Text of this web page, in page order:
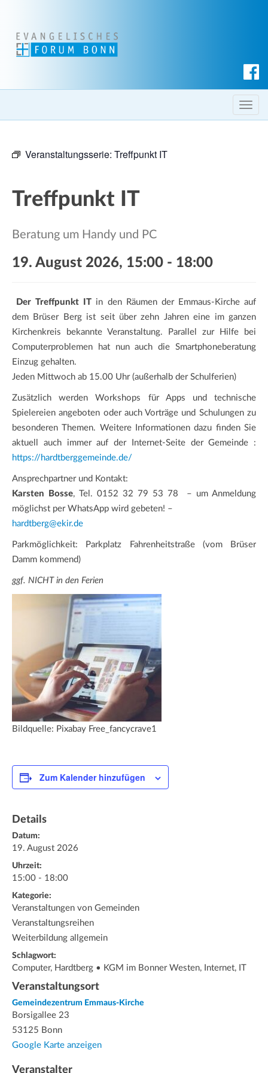
c
h T
o
i
o
n
Veranstaltungsserie: Treffpunkt IT
Treffpunkt IT
Beratung um Handy und PC
19. August 2026, 15:00 - 18:00
Der Treffpunkt IT in den Räumen der Emmaus-Kirche auf
dem Brüser Berg ist seit über zehn Jahren eine im ganzen
Kirchenkreis bekannte Veranstaltung. Parallel zur Hilfe bei
Computerproblemen hat nun auch die Smartphoneberatung
Einzug gehalten.
Jeden Mittwoch ab 15.00 Uhr (außerhalb der Schulferien)
Zusätzlich werden Workshops für Apps und technische
Spielereien angeboten oder auch Vorträge und Schulungen zu
besonderen Themen. Weitere Informationen dazu finden Sie
aktuell auch immer auf der Internet-Seite der Gemeinde :
https://hardtberggemeinde.de/
Ansprechpartner und Kontakt:
Karsten Bosse, Tel. 0152 32 79 53 78 – um Anmeldung
möglichst per WhatsApp wird gebeten! –
hardtberg@ekir.de
Parkmöglichkeit: Parkplatz Fahrenheitstraße (vom Brüser
Damm kommend)
ggf. NICHT in den Ferien
Bildquelle: Pixabay Free_fancycrave1
Zum Kalender hinzufügen
Details
Datum:
19. August 2026
Uhrzeit:
15:00 - 18:00
Kategorie:
Veranstaltungen von Gemeinden
Veranstaltungsreihen
Weiterbildung allgemein
Schlagwort:
Computer, Hardtberg • KGM im Bonner Westen, Internet, IT
Veranstaltungsort
Gemeindezentrum Emmaus-Kirche
Borsigallee 23
53125 Bonn
Google Karte anzeigen
Veranstalter